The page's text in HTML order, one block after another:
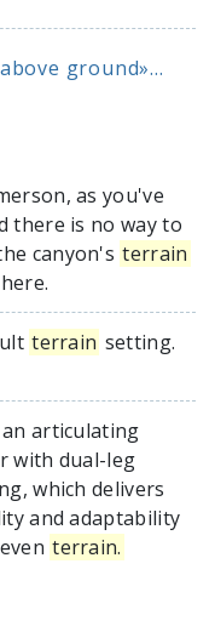
ground»...
as you've
there is no way to
canyon's terrain
terrain setting.
an articulating
with dual-leg
which delivers
and adaptability
terrain.